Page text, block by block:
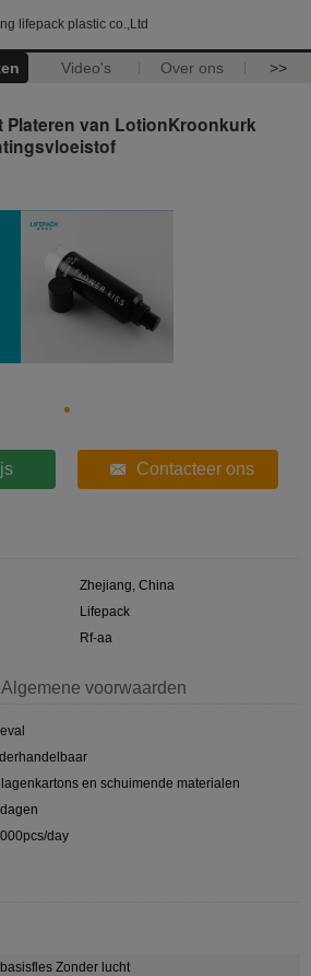
lifepack plastic co.,Ltd
Video's Over ons >>
Plateren van LotionKroonkurk
Contacteer ons
Zhejiang, China
Lifepack
Rf-aa
voorwaarden
en schuimende materialen
day
Zonder lucht